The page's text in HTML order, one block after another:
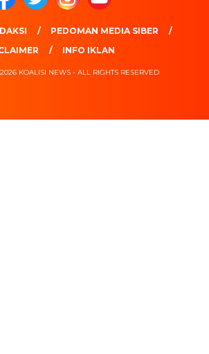
PEDOMAN MEDIA SIBER
INFO IKLAN
KOALISI NEWS - ALL RIGHTS RESERVED